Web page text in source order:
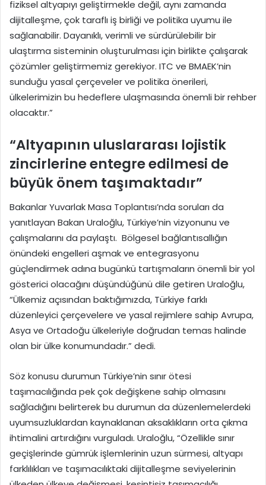
fiziksel altyapıyı geliştirmekle değil, aynı zamanda
dijitalleşme, çok taraflı iş birliği ve politika uyumu ile
sağlanabilir. Dayanıklı, verimli ve sürdürülebilir bir
ulaştırma sisteminin oluşturulması için birlikte çalışarak
çözümler geliştirmemiz gerekiyor. ITC ve BMAEK’nin
sunduğu yasal çerçeveler ve politika önerileri,
ülkelerimizin bu hedeflere ulaşmasında önemli bir rehber
olacaktır.”
“Altyapının uluslararası lojistik
zincirlerine entegre edilmesi de
büyük önem taşımaktadır”
Bakanlar Yuvarlak Masa Toplantısı’nda soruları da
yanıtlayan Bakan Uraloğlu, Türkiye’nin vizyonunu ve
çalışmalarını da paylaştı. Bölgesel bağlantısallığın
önündeki engelleri aşmak ve entegrasyonu
güçlendirmek adına bugünkü tartışmaların önemli bir yol
gösterici olacağını düşündüğünü dile getiren Uraloğlu,
“Ülkemiz açısından baktığımızda, Türkiye farklı
düzenleyici çerçevelere ve yasal rejimlere sahip Avrupa,
Asya ve Ortadoğu ülkeleriyle doğrudan temas halinde
olan bir ülke konumundadır.” dedi.
Söz konusu durumun Türkiye’nin sınır ötesi
taşımacılığında pek çok değişkene sahip olmasını
sağladığını belirterek bu durumun da düzenlemelerdeki
uyumsuzluklardan kaynaklanan aksaklıkların orta çıkma
ihtimalini artırdığını vurguladı. Uraloğlu, “Özellikle sınır
geçişlerinde gümrük işlemlerinin uzun sürmesi, altyapı
farklılıkları ve taşımacılıktaki dijitalleşme seviyelerinin